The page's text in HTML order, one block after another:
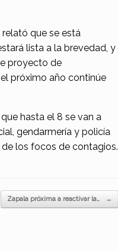
que se está
lista a la brevedad, y
proyecto de
próximo año continúe
hasta el 8 se van a
gendarmería y policía
los focos de contagios.
Zapala próxima a reactivar la… →